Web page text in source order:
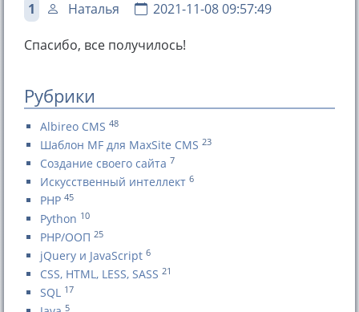
1 Наталья 2021-11-08 09:57:49
Спасибо, все получилось!
Рубрики
Albireo CMS 48
Шаблон MF для MaxSite CMS 23
Создание своего сайта 7
Искусственный интеллект 6
PHP 45
Python 10
PHP/ООП 25
jQuery и JavaScript 6
CSS, HTML, LESS, SASS 21
SQL 17
5